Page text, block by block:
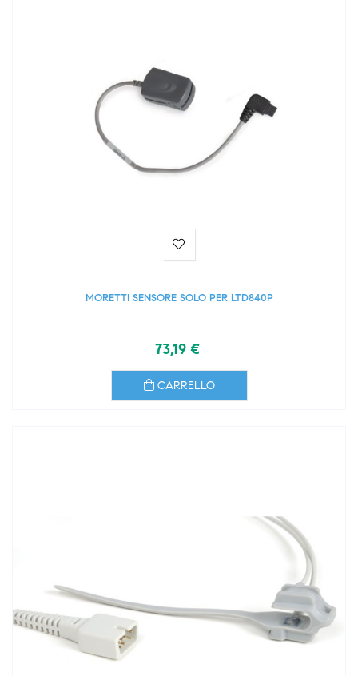
MORETTI SENSORE SOLO PER LTD840P
73,19 €
CARRELLO